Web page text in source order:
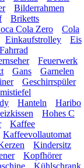
Bilderrahmen
Briketts
Cola Zero
Cola
Einkaufstrolley
Eis
Fahrrad
Feuerwerk
Gans
Garnelen
Geschirrspüler
Hanteln
Haribo
Hohes C
Kaffee
Kaffeevollautomat
Kindersitz
Kopfhörer
Kühlschrank